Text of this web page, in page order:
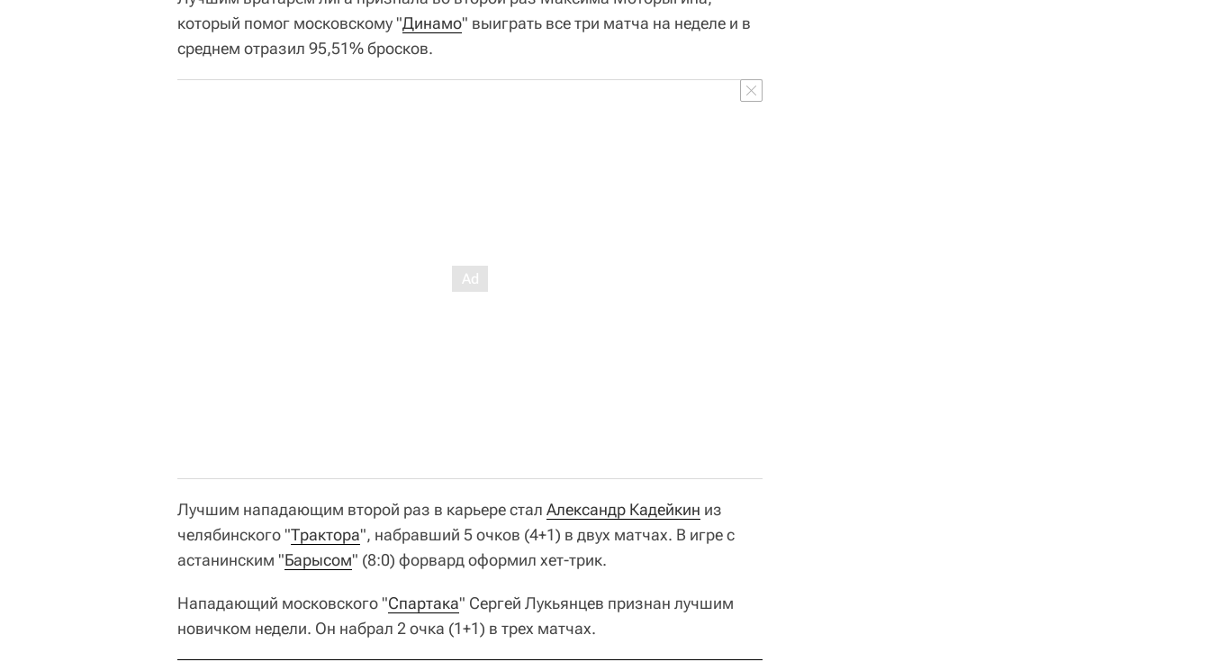
который помог московскому "Динамо" выиграть все три матча на неделе и в
среднем отразил 95,51% бросков.
Лучшим нападающим второй раз в карьере стал Александр Кадейкин из
челябинского "Трактора", набравший 5 очков (4+1) в двух матчах. В игре с
астанинским "Барысом" (8:0) форвард оформил хет-трик.
Нападающий московского "Спартака" Сергей Лукьянцев признан лучшим
новичком недели. Он набрал 2 очка (1+1) в трех матчах.